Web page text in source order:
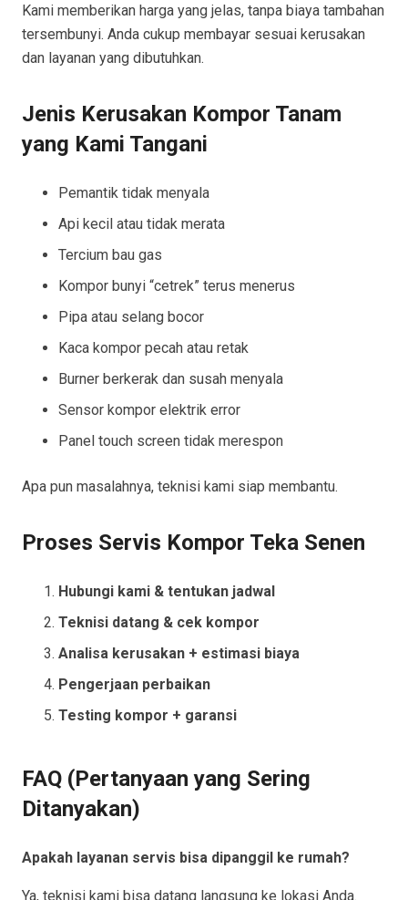
Kami memberikan harga yang jelas, tanpa biaya tambahan
tersembunyi. Anda cukup membayar sesuai kerusakan
dan layanan yang dibutuhkan.
Jenis Kerusakan Kompor Tanam
yang Kami Tangani
Pemantik tidak menyala
Api kecil atau tidak merata
Tercium bau gas
Kompor bunyi “cetrek” terus menerus
Pipa atau selang bocor
Kaca kompor pecah atau retak
Burner berkerak dan susah menyala
Sensor kompor elektrik error
Panel touch screen tidak merespon
Apa pun masalahnya, teknisi kami siap membantu.
Proses Servis Kompor Teka Senen
Hubungi kami & tentukan jadwal
Teknisi datang & cek kompor
Analisa kerusakan + estimasi biaya
Pengerjaan perbaikan
Testing kompor + garansi
FAQ (Pertanyaan yang Sering
Ditanyakan)
Apakah layanan servis bisa dipanggil ke rumah?
Ya, teknisi kami bisa datang langsung ke lokasi Anda.